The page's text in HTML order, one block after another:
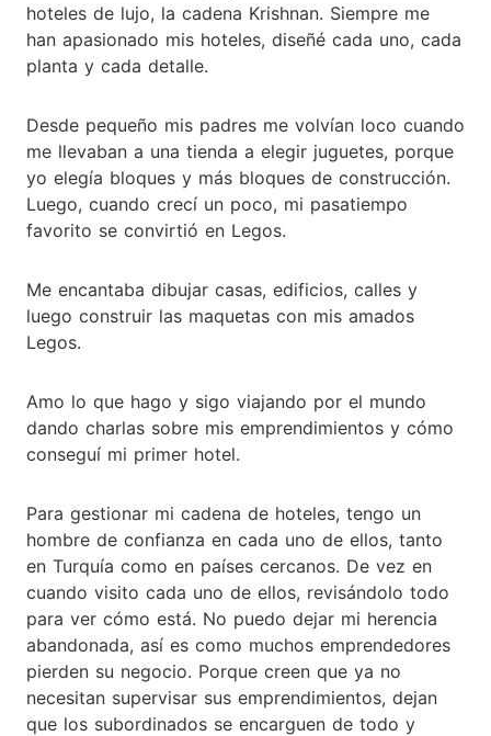
hoteles de lujo, la cadena Krishnan. Siempre me
han apasionado mis hoteles, diseñé cada uno, cada
planta y cada detalle.
Desde pequeño mis padres me volvían loco cuando
me llevaban a una tienda a elegir juguetes, porque
yo elegía bloques y más bloques de construcción.
Luego, cuando crecí un poco, mi pasatiempo
favorito se convirtió en Legos.
Me encantaba dibujar casas, edificios, calles y
luego construir las maquetas con mis amados
Legos.
Amo lo que hago y sigo viajando por el mundo
dando charlas sobre mis emprendimientos y cómo
conseguí mi primer hotel.
Para gestionar mi cadena de hoteles, tengo un
hombre de confianza en cada uno de ellos, tanto
en Turquía como en países cercanos. De vez en
cuando visito cada uno de ellos, revisándolo todo
para ver cómo está. No puedo dejar mi herencia
abandonada, así es como muchos emprendedores
pierden su negocio. Porque creen que ya no
necesitan supervisar sus emprendimientos, dejan
que los subordinados se encarguen de todo y